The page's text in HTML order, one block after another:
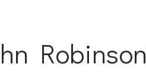
Robinson